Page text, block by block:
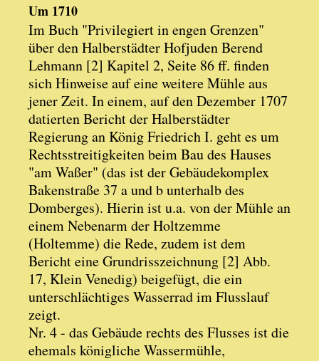
Um 1710
Im Buch "Privilegiert in engen Grenzen"
über den Halberstädter Hofjuden Berend
Lehmann [2] Kapitel 2, Seite 86 ff. finden
sich Hinweise auf eine weitere Mühle aus
jener Zeit. In einem, auf den Dezember 1707
datierten Bericht der Halberstädter
Regierung an König Friedrich I. geht es um
Rechtsstreitigkeiten beim Bau des Hauses
"am Waßer" (das ist der Gebäudekomplex
Bakenstraße 37 a und b unterhalb des
Domberges). Hierin ist u.a. von der Mühle an
einem Nebenarm der Holtzemme
(Holtemme) die Rede, zudem ist dem
Bericht eine Grundrisszeichnung [2] Abb.
17, Klein Venedig) beigefügt, die ein
unterschlächtiges Wasserrad im Flusslauf
zeigt.
Nr. 4 - das Gebäude rechts des Flusses ist die
ehemals königliche Wassermühle,